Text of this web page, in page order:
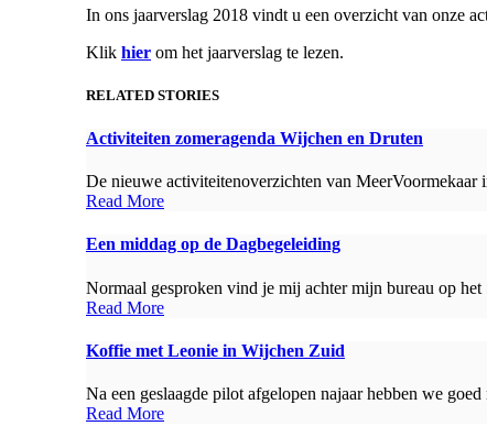
In ons jaarverslag 2018 vindt u een overzicht van onze
Klik hier om het jaarverslag te lezen.
RELATED STORIES
Activiteiten zomeragenda Wijchen en Druten
De nieuwe activiteitenoverzichten van
Read More
Een middag op de Dagbegeleiding
Normaal gesproken vind je mij achter mijn bureau op
Read More
Koffie met Leonie in Wijchen Zuid
Na een geslaagde pilot afgelopen najaar hebben we
Read More